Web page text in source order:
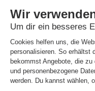
Pierre & Vacances
Provence-alpes-côte D'azur,
Bedoule))
Lage
Tagesausflug nach
Nur 450 Meter vom
Im Herzen der Côte